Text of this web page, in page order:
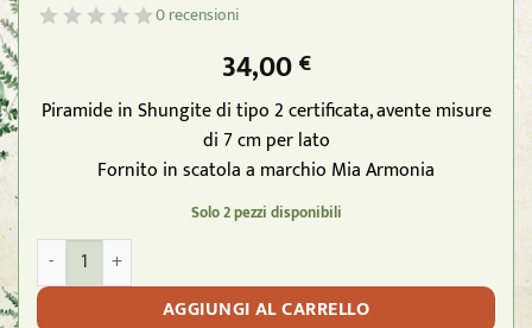
0 recensioni
34,00 €
Piramide in Shungite di tipo 2 certificata, avente misure
di 7 cm per lato
Fornito in scatola a marchio Mia Armonia
Solo 2 pezzi disponibili
SHUNGITE T2 - Piramide grande 7cm per lato ca. quantità
AGGIUNGI AL CARRELLO